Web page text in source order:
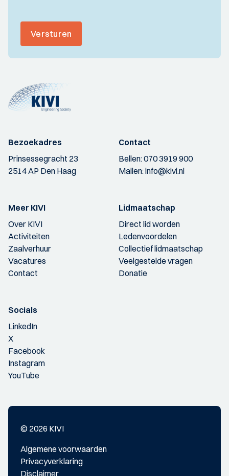
Versturen
Bezoekadres
Prinsessegracht 23
2514 AP Den Haag
Contact
Bellen:070 3919 900
Mailen:info@kivi.nl
Meer KIVI
Over KIVI
Activiteiten
Zaalverhuur
Vacatures
Contact
Lidmaatschap
Direct lid worden
Ledenvoordelen
Collectief lidmaatschap
Veelgestelde vragen
Donatie
Socials
LinkedIn
X
Facebook
Instagram
YouTube
© 2026 KIVI
Algemene voorwaarden
Privacyverklaring
Disclaimer